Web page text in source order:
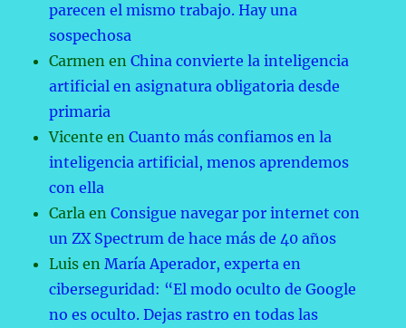
parecen el mismo trabajo. Hay una
sospechosa
Carmen enChina convierte la inteligencia
artificial en asignatura obligatoria desde
primaria
Vicente enCuanto más confiamos en la
inteligencia artificial, menos aprendemos
con ella
Carla enConsigue navegar por internet con
un ZX Spectrum de hace más de 40 años
Luis enMaría Aperador, experta en
ciberseguridad: “El modo oculto de Google
no es oculto. Dejas rastro en todas las